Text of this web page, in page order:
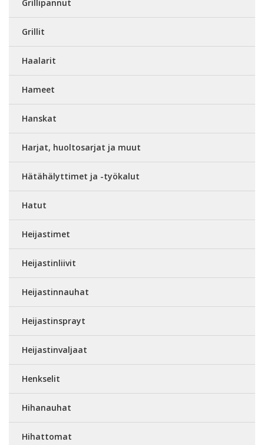
Grillipannut
Grillit
Haalarit
Hameet
Hanskat
Harjat, huoltosarjat ja muut
Hätähälyttimet ja -työkalut
Hatut
Heijastimet
Heijastinliivit
Heijastinnauhat
Heijastinsprayt
Heijastinvaljaat
Henkselit
Hihanauhat
Hihattomat